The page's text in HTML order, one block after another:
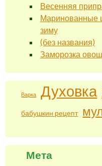
Весенняя
Маринованные
зиму
(без названия)
Заморозка
Варка Духовка
бабушкин рецепт
Мета